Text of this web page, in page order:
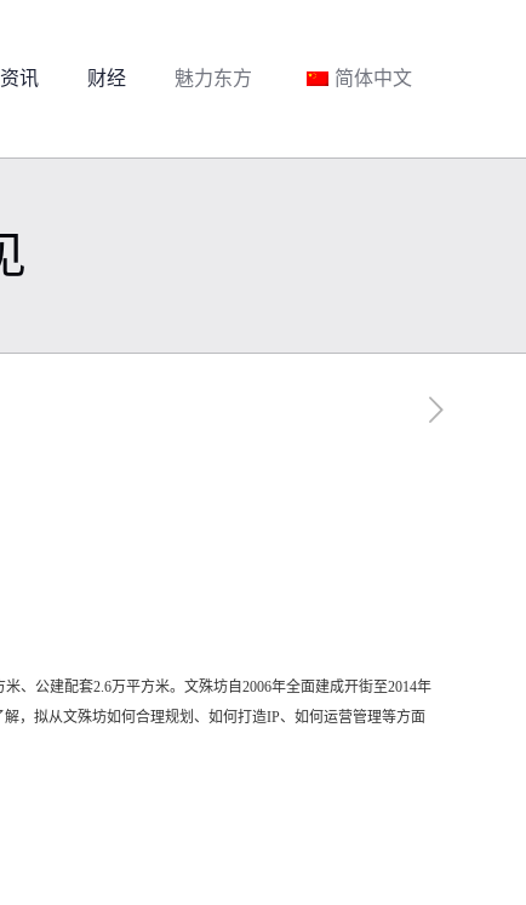
讯 财经 魅力东方 简体中文
、公建配套2.6万平方米。文殊坊自2006年全面建成开街至2014年
，拟从文殊坊如何合理规划、如何打造IP、如何运营管理等方面